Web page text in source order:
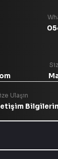
Ulaşın